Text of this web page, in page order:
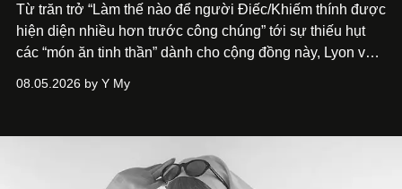
Từ trăn trở “Làm thế nào để người Điếc/Khiếm thính được
hiện diện nhiều hơn trước công chúng” tới sự thiếu hụt
các “món ăn tinh thần” dành cho cộng đồng này, Lyon và
phẩm múa đương đại thành hiện thực, mang tên Lắng
08.05.2026 by Y My